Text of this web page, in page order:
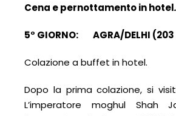
Cena e pernottamentoin hotel.
5° GIORNO: AGRA/DELHI (203
Colazione a buffet in hotel.
Dopo la prima colazione, si
L’imperatore moghul Shah